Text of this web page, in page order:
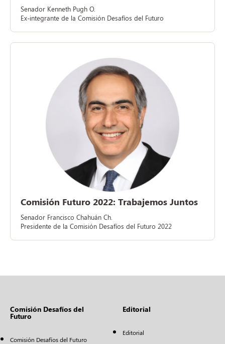
Senador Kenneth Pugh O.
Ex-integrante de la Comisión Desafíos del Futuro
Comisión Futuro 2022: Trabajemos Juntos
Senador Francisco Chahuán Ch.
Presidente de la Comisión Desafíos del Futuro 2022
Comisión Desafíos del
Futuro
Comisión Desafíos del Futuro
Editorial
Editorial